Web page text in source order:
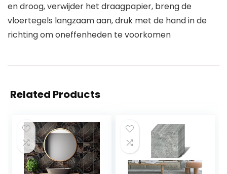
en droog, verwijder het draagpapier, breng de
vloertegels langzaam aan, druk met de hand in de
richting om oneffenheden te voorkomen
Related Products